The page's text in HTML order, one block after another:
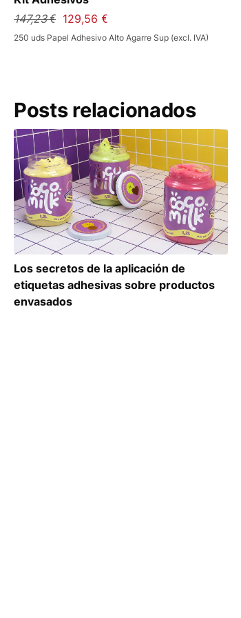
147,23 € 129,56 €
250 uds Papel Adhesivo Alto Agarre Sup (excl. IVA)
Posts relacionados
Los secretos de la aplicación de
etiquetas adhesivas sobre productos
envasados